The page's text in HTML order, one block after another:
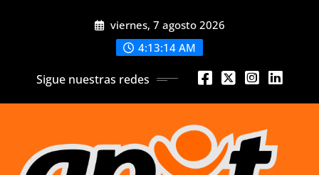
viernes, 7 agosto 2026
4:13:14 AM
Sigue nuestras redes